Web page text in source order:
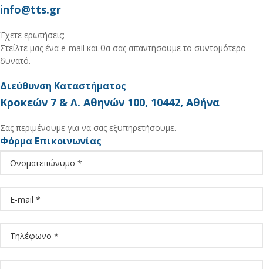
info@tts.gr
Έχετε ερωτήσεις;
Στείλτε μας ένα e-mail και θα σας απαντήσουμε το συντομότερο
δυνατό.
Διεύθυνση Καταστήματος
Κροκεών 7 & Λ. Αθηνών 100, 10442, Αθήνα
Σας περιμένουμε για να σας εξυπηρετήσουμε.
Φόρμα Επικοινωνίας